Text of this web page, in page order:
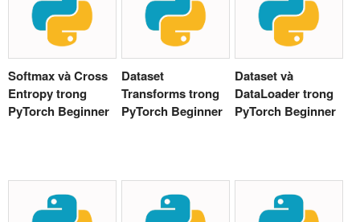
Softmax và Cross
Entropy trong
PyTorch Beginner
Dataset
Transforms trong
PyTorch Beginner
Dataset và
DataLoader trong
PyTorch Beginner